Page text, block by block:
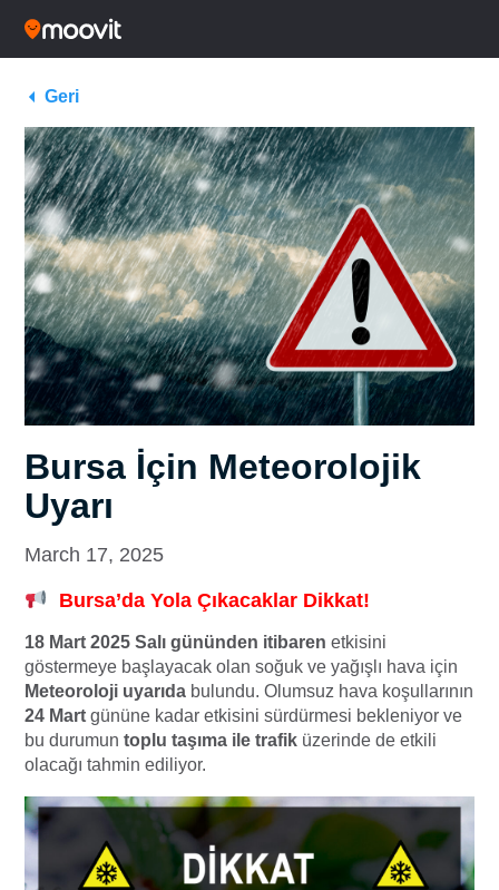
Geri
Bursa İçin Meteorolojik
Uyarı
March 17, 2025
Bursa’da Yola Çıkacaklar Dikkat!
18 Mart 2025 Salı gününden itibaren etkisini
göstermeye başlayacak olan soğuk ve yağışlı hava için
Meteoroloji uyarıda bulundu. Olumsuz hava koşullarının
24 Mart gününe kadar etkisini sürdürmesi bekleniyor ve
bu durumun toplu taşıma ile trafik üzerinde de etkili
olacağı tahmin ediliyor.